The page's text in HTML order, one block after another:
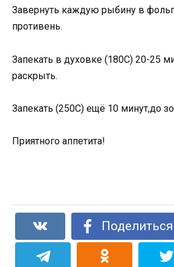
Завернуть каждую рыбину в
противень.
Запекать в духовке (180С) 20-25
раскрыть.
Запекать (250С) ещё 10 минут,до
Приятного аппетита!